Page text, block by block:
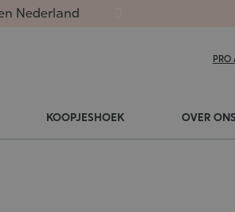
Nederland
PRO
KOOPJESHOEK OVER ONS